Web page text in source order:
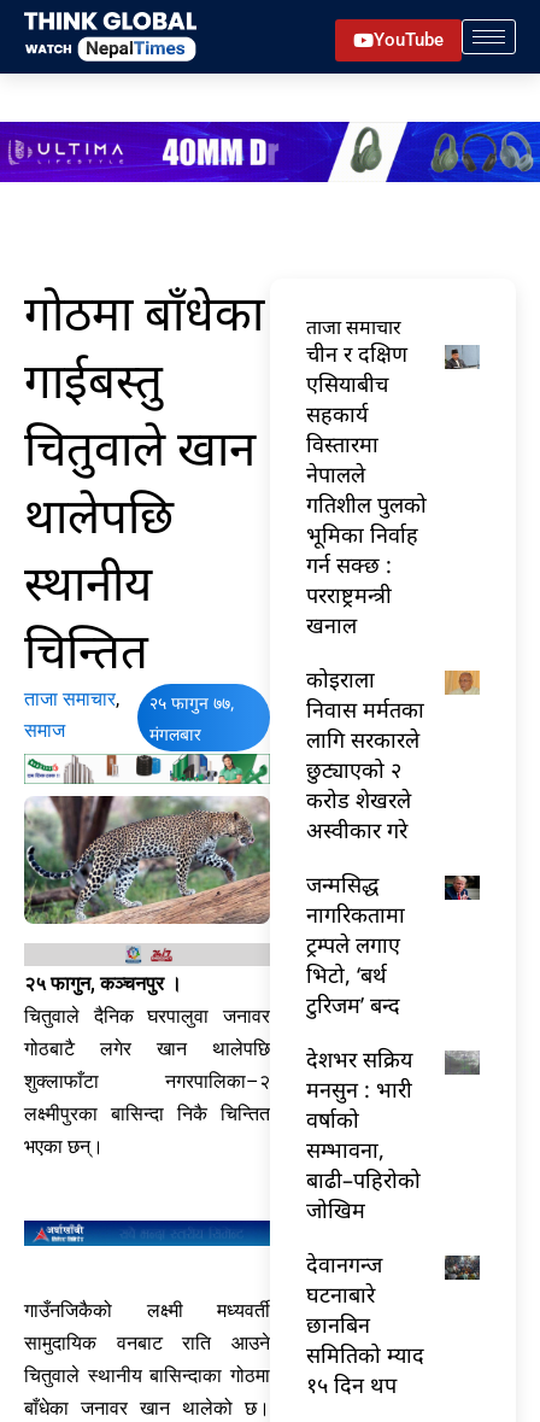
Skip
content
YouTube
गोठमा बाँधेका
गाईबस्तु
चितुवाले खान
थालेपछि
स्थानीय
चिन्तित
ताजा समाचार,
समाज
२५ फागुन ७७,
मंगलबार
२५ फागुन, कञ्चनपुर ।
चितुवाले दैनिक घरपालुवा जनावर
गोठबाटै लगेर खान थालेपछि
शुक्लाफाँटा नगरपालिका–२
लक्ष्मीपुरका बासिन्दा निकै चिन्तित
भएका छन्।
गाउँनजिकैको लक्ष्मी मध्यवर्ती
सामुदायिक वनबाट राति आउने
चितुवाले स्थानीय बासिन्दाका गोठमा
बाँधेका जनावर खान थालेको छ।
ताजा समाचार
चीन र दक्षिण
एसियाबीच
सहकार्य
विस्तारमा
नेपालले
गतिशील पुलको
भूमिका निर्वाह
गर्न सक्छ :
परराष्ट्रमन्त्री
खनाल
कोइराला
निवास मर्मतका
लागि सरकारले
छुट्याएको २
करोड शेखरले
अस्वीकार गरे
जन्मसिद्ध
नागरिकतामा
ट्रम्पले लगाए
भिटो, ‘बर्थ
टुरिजम’ बन्द
देशभर सक्रिय
मनसुन : भारी
वर्षाको
सम्भावना,
बाढी–पहिरोको
जोखिम
देवानगन्ज
घटनाबारे
छानबिन
समितिको म्याद
१५ दिन थप